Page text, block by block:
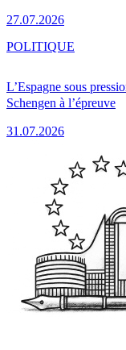
27.07.2026
L’Espagne sous
Schengen à l’épreuve
31.07.2026
POLITIQUE